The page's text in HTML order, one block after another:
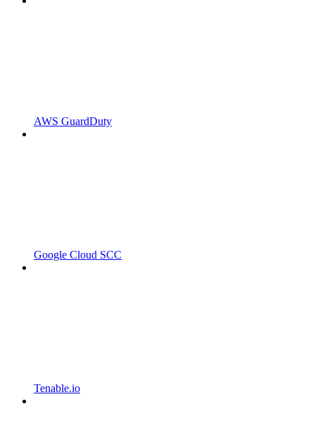
AWS GuardDuty
Google Cloud SCC
Tenable.io